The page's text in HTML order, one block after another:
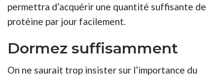
permettra d’acquérir une quantité suffisante de
protéine par jour facilement.
Dormez suffisamment
On ne saurait trop insister sur l’importance du